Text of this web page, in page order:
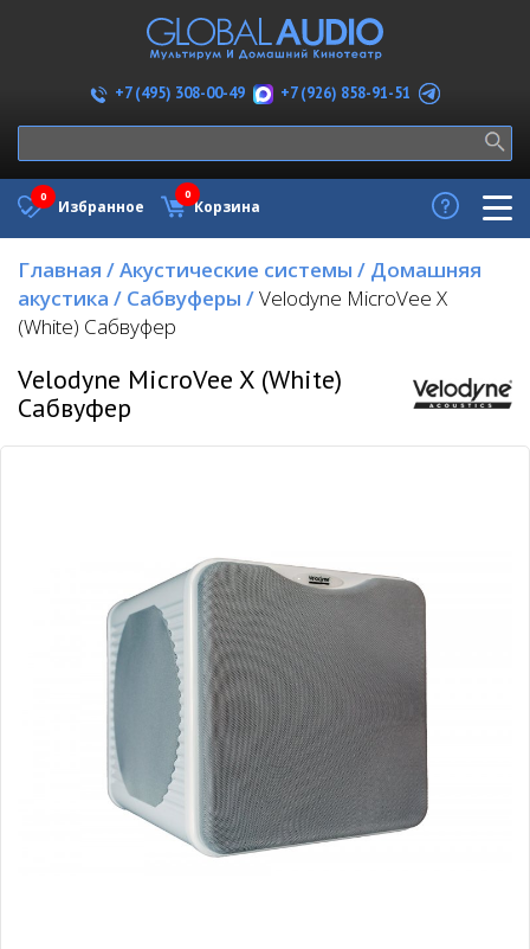
+7 (495) 308-00-49 +7 (926) 858-91-51
Избранное
0
Корзина
0
Главная /Акустические системы / Домашняя
акустика / Сабвуферы /Velodyne MicroVee X
(White) Сабвуфер
Velodyne MicroVee X (White)
Сабвуфер